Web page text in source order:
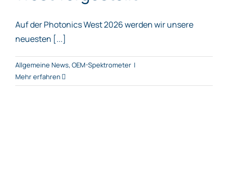
Auf der Photonics West 2026 werden wir unsere
neuesten [...]
Allgemeine News, OEM-Spektrometer |
Mehr erfahren